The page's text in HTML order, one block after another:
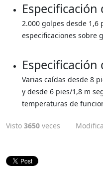
2.000 golpes desde 1,6
especificaciones sobre
Especificación
Varias caídas desde 8
y desde 6 pies/1,8 m
temperaturas de
Visto 3650 veces